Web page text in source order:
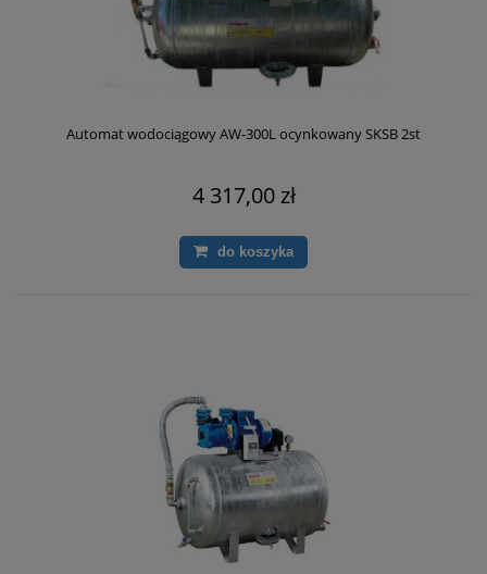
Automat wodociągowy AW-300L ocynkowany SKSB 2st
4 317,00 zł
do koszyka